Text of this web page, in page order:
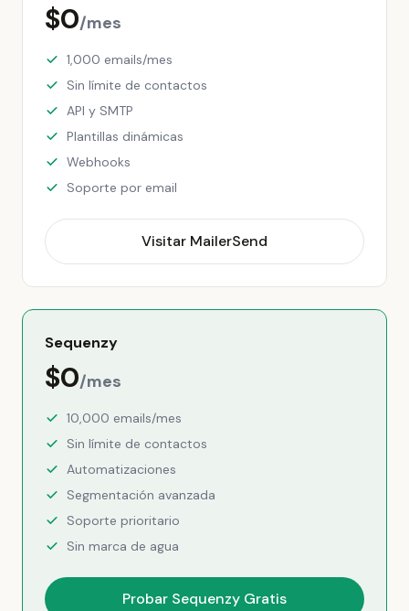
$0/mes
1,000 emails/mes
Sin límite de contactos
API y SMTP
Plantillas dinámicas
Webhooks
Soporte por email
Visitar MailerSend
Sequenzy
$0/mes
10,000 emails/mes
Sin límite de contactos
Automatizaciones
Segmentación avanzada
Soporte prioritario
Sin marca de agua
Probar Sequenzy Gratis